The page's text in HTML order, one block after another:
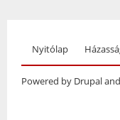
Nyitólap
Powered by Drupal